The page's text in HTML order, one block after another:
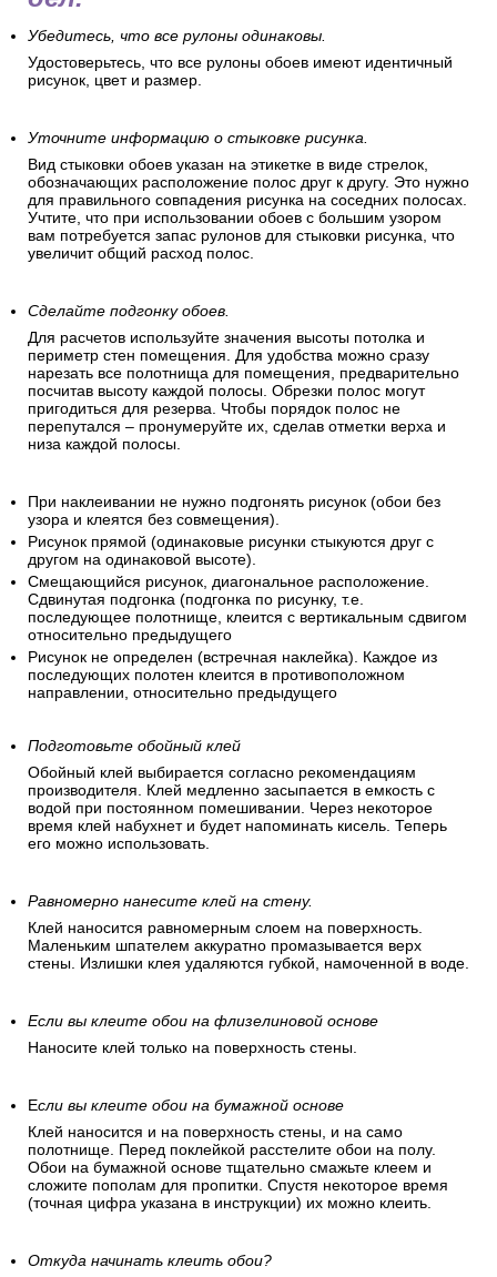
Убедитесь, что все рулоны одинаковы.
Удостоверьтесь, что все рулоны обоев имеют идентичный
рисунок, цвет и размер.
Уточните информацию о стыковке рисунка.
Вид стыковки обоев указан на этикетке в виде стрелок,
обозначающих расположение полос друг к другу. Это нужно
для правильного совпадения рисунка на соседних полосах.
Учтите, что при использовании обоев с большим узором
вам потребуется запас рулонов для стыковки рисунка, что
увеличит общий расход полос.
Сделайте подгонку обоев.
Для расчетов используйте значения высоты потолка и
периметр стен помещения. Для удобства можно сразу
нарезать все полотнища для помещения, предварительно
посчитав высоту каждой полосы. Обрезки полос могут
пригодиться для резерва. Чтобы порядок полос не
перепутался – пронумеруйте их, сделав отметки верха и
низа каждой полосы.
При наклеивании не нужно подгонять рисунок (обои без
узора и клеятся без совмещения).
Рисунок прямой (одинаковые рисунки стыкуются друг с
другом на одинаковой высоте).
Смещающийся рисунок, диагональное расположение.
Сдвинутая подгонка (подгонка по рисунку, т.е.
последующее полотнище, клеится с вертикальным сдвигом
относительно предыдущего
Рисунок не определен (встречная наклейка). Каждое из
последующих полотен клеится в противоположном
направлении, относительно предыдущего
Подготовьте обойный клей
Обойный клей выбирается согласно рекомендациям
производителя. Клей медленно засыпается в емкость с
водой при постоянном помешивании. Через некоторое
время клей набухнет и будет напоминать кисель. Теперь
его можно использовать.
Равномерно нанесите клей на стену.
Клей наносится равномерным слоем на поверхность.
Маленьким шпателем аккуратно промазывается верх
стены. Излишки клея удаляются губкой, намоченной в воде.
Если вы клеите обои на флизелиновой основе
Наносите клей только на поверхность стены.
Если вы клеите обои на бумажной основе
Клей наносится и на поверхность стены, и на само
полотнище. Перед поклейкой расстелите обои на полу.
Обои на бумажной основе тщательно смажьте клеем и
сложите пополам для пропитки. Спустя некоторое время
(точная цифра указана в инструкции) их можно клеить.
Откуда начинать клеить обои?